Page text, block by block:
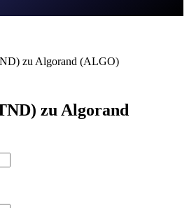
zu Algorand (ALGO)
zu Algorand